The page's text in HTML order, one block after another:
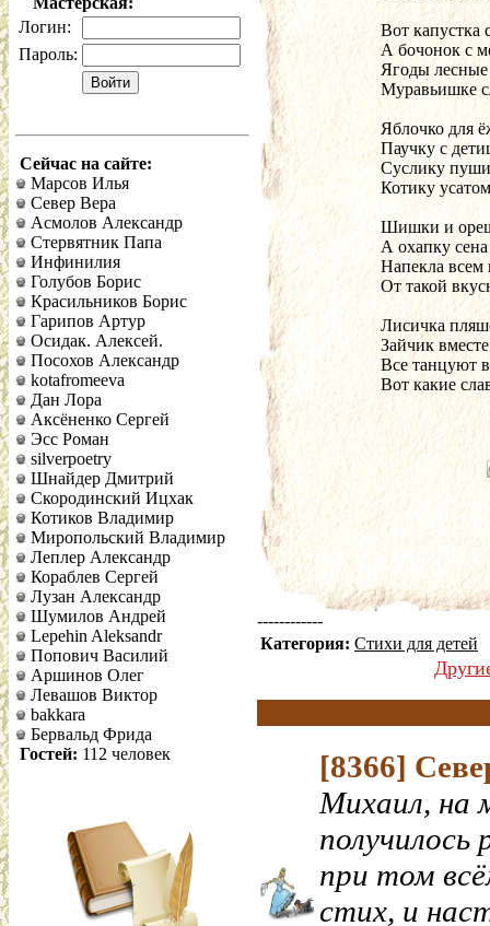
Логин:
Пароль:
Сейчас на сайте:
Марсов Илья
Север Вера
Асмолов Александр
Стервятник Папа
Инфинилия
Голубов Борис
Красильников Борис
Гарипов Артур
Осидак. Алексей.
Посохов Александр
kotafromeeva
Дан Лора
Аксёненко Сергей
Эсс Роман
silverpoetry
Шнайдер Дмитрий
Скородинский Ицхак
Котиков Владимир
Миропольский Владимир
Леплер Александр
Кораблев Сергей
Лузан Александр
Шумилов Андрей
Lepehin Aleksandr
Попович Василий
Аршинов Олег
Левашов Виктор
bakkara
Бервальд Фрида
Гостей: 112 человек
Вот капустка
А бочонок с
Ягоды
Муравьишке
Яблочко для
Паучку с
Суслику
Котику
Шишки и
А охапку
Напекла
От такой
Лисичка
Зайчик
Все танцуют
Вот какие
------------
Категория: Стихи для детей
[8366]
Михаил, на
при том
стих, и